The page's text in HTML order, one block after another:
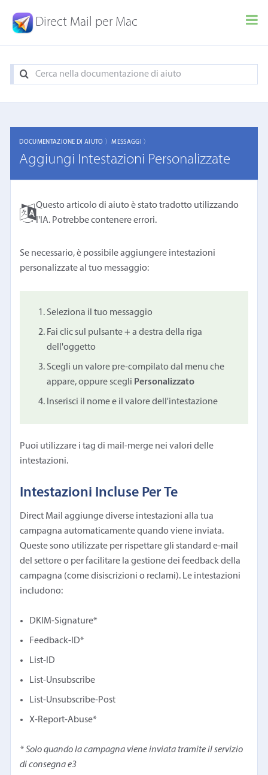
Direct Mail per Mac
DOCUMENTAZIONE DI AIUTO 〉MESSAGGI 〉
Aggiungi Intestazioni Personalizzate
Questo articolo di aiuto è stato tradotto utilizzando
l'IA. Potrebbe contenere errori.
Se necessario, è possibile aggiungere intestazioni
personalizzate al tuo messaggio:
Seleziona il tuo messaggio
Fai clic sul pulsante+ a destra della riga
dell'oggetto
Scegli un valore pre-compilato dal menu che
appare, oppure scegli Personalizzato
Inserisci il nome e il valore dell'intestazione
Puoi utilizzare i tag di mail-merge nei valori delle
intestazioni.
Intestazioni Incluse Per Te
Direct Mail aggiunge diverse intestazioni alla tua
campagna automaticamente quando viene inviata.
Queste sono utilizzate per rispettare gli standard e-mail
del settore o per facilitare la gestione dei feedback della
campagna (come disiscrizioni o reclami). Le intestazioni
includono:
DKIM-Signature*
Feedback-ID*
List-ID
List-Unsubscribe
List-Unsubscribe-Post
X-Report-Abuse*
* Solo quando la campagna viene inviata tramite il servizio
di consegna e3